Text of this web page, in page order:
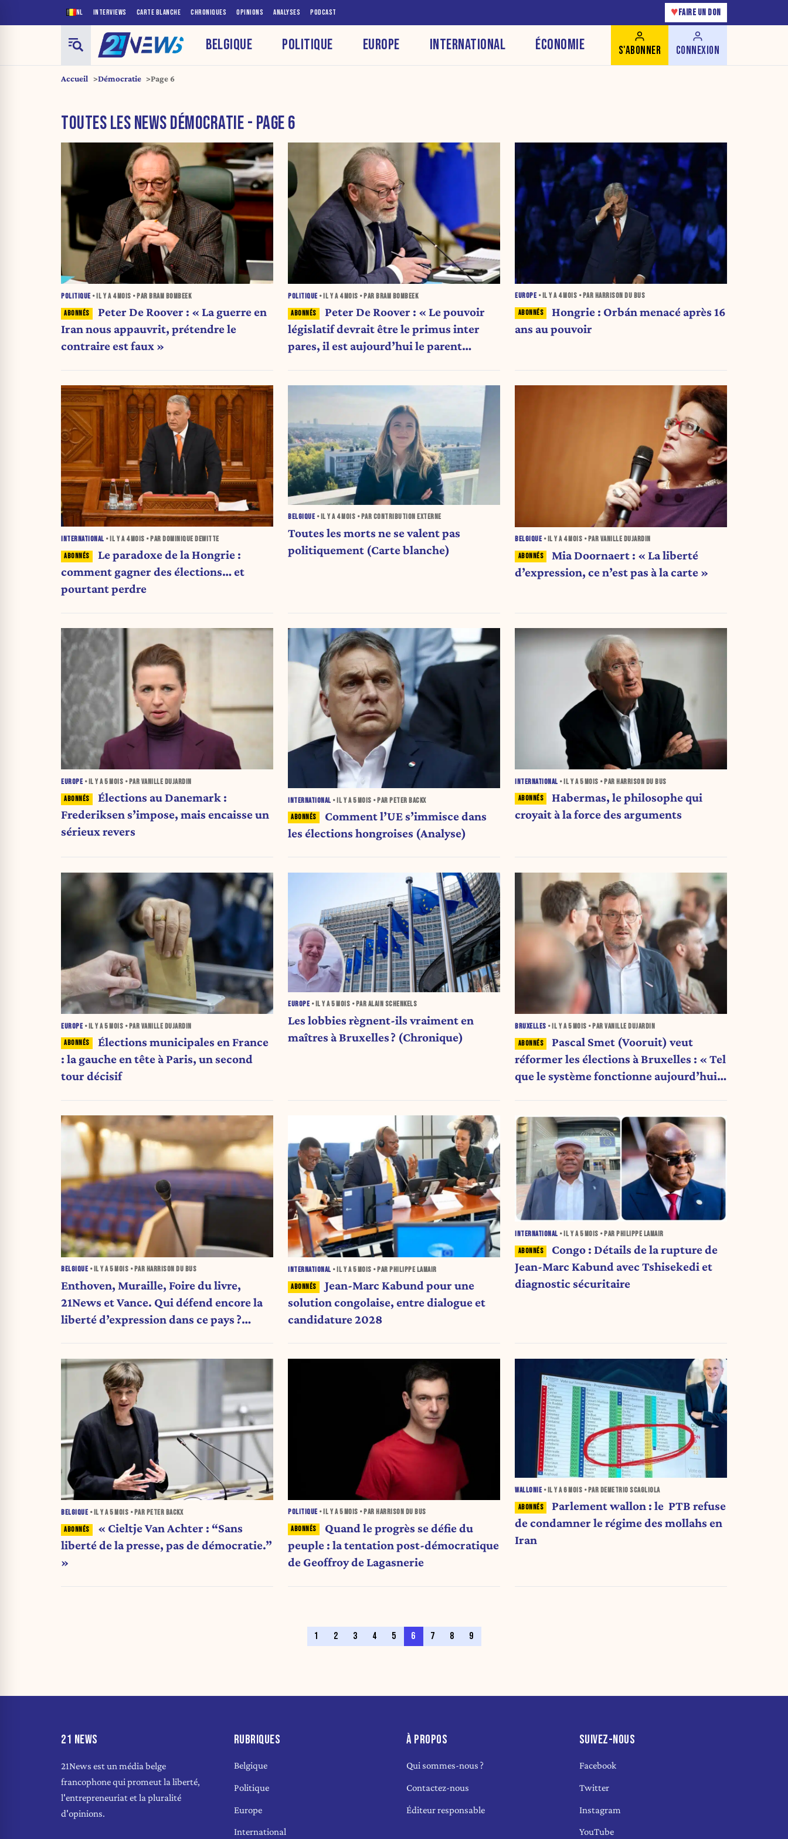
NL INTERVIEWS CARTE BLANCHE CHRONIQUES OPINIONS ANALYSES PODCAST ♥ FAIRE UN DON
BELGIQUE POLITIQUE EUROPE INTERNATIONAL ÉCONOMIE S'ABONNER CONNEXION
Accueil Démocratie Page 6
TOUTES LES NEWS DÉMOCRATIE - PAGE 6
POLITIQUE • IL Y A 4 MOIS • PAR BRAM BOMBEEK
Peter De Roover : « La guerre en
Iran nous appauvrit, prétendre le
contraire est faux »
POLITIQUE • IL Y A 4 MOIS • PAR BRAM BOMBEEK
Peter De Roover : « Le pouvoir
législatif devrait être le primus inter
pares, il est aujourd’hui le parent
EUROPE • IL Y A 4 MOIS • PAR HARRISON DU BUS
Hongrie : Orbán menacé après 16
ans au pouvoir
INTERNATIONAL • IL Y A 4 MOIS • PAR DOMINIQUE DEWITTE
Le paradoxe de la Hongrie :
comment gagner des élections… et
pourtant perdre
BELGIQUE • IL Y A 4 MOIS • PAR CONTRIBUTION EXTERNE
Toutes les morts ne se valent pas
politiquement (Carte blanche)
BELGIQUE • IL Y A 4 MOIS • PAR VANILLE DUJARDIN
Mia Doornaert : « La liberté
d’expression, ce n’est pas à la carte »
EUROPE • IL Y A5 MOIS • PAR VANILLE DUJARDIN
Élections au Danemark :
Frederiksen s’impose, mais encaisse un
sérieux revers
INTERNATIONAL • IL Y A5 MOIS • PAR PETER BACKX
Comment l’UE s’immisce dans
les élections hongroises (Analyse)
INTERNATIONAL • IL Y A5 MOIS • PAR HARRISON DU BUS
Habermas, le philosophe qui
croyait à la force des arguments
EUROPE • IL Y A5 MOIS • PAR VANILLE DUJARDIN
Élections municipales en France
: la gauche en tête à Paris, un second
tour décisif
EUROPE • IL Y A5 MOIS • PAR ALAIN SCHENKELS
Les lobbies règnent-ils vraiment en
maîtres à Bruxelles ? (Chronique)
BRUXELLES • IL Y A5 MOIS • PAR VANILLE DUJARDIN
Pascal Smet (Vooruit) veut
réformer les élections à Bruxelles : « Tel
que le système fonctionne aujourd’hui,
BELGIQUE • IL Y A5 MOIS • PAR HARRISON DU BUS
Enthoven, Muraille, Foire du livre,
21News et Vance. Qui défend encore la
liberté d’expression dans ce pays ?
INTERNATIONAL • IL Y A5 MOIS • PAR PHILIPPE LAMAIR
Jean-Marc Kabund pour une
solution congolaise, entre dialogue et
candidature 2028
INTERNATIONAL • IL Y A5 MOIS • PAR PHILIPPE LAMAIR
Congo : Détails de la rupture de
Jean-Marc Kabund avec Tshisekedi et
diagnostic sécuritaire
BELGIQUE • IL Y A5 MOIS • PAR PETER BACKX
« Cieltje Van Achter : “Sans
liberté de la presse, pas de démocratie.”
»
POLITIQUE • IL Y A5 MOIS • PAR HARRISON DU BUS
Quand le progrès se défie du
peuple : la tentation post-démocratique
de Geoffroy de Lagasnerie
WALLONIE • IL Y A6 MOIS • PAR DEMETRIO SCAGLIOLA
Parlement wallon : le PTB refuse
de condamner le régime des mollahs en
Iran
1 2 3 4 5 6 7 8 9
21 NEWS
21News est un média belge
francophone qui promeut la liberté,
l'entrepreneuriat et la pluralité
d'opinions.
RUBRIQUES
Belgique
Politique
Europe
International
À PROPOS
Qui sommes-nous ?
Contactez-nous
Éditeur responsable
SUIVEZ-NOUS
Facebook
Twitter
Instagram
YouTube